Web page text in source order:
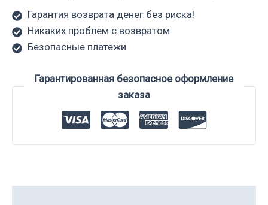
Гарантия возврата денег без риска!
Никаких проблем с возвратом
Безопасные платежи
Гарантированная безопасное оформление
заказа